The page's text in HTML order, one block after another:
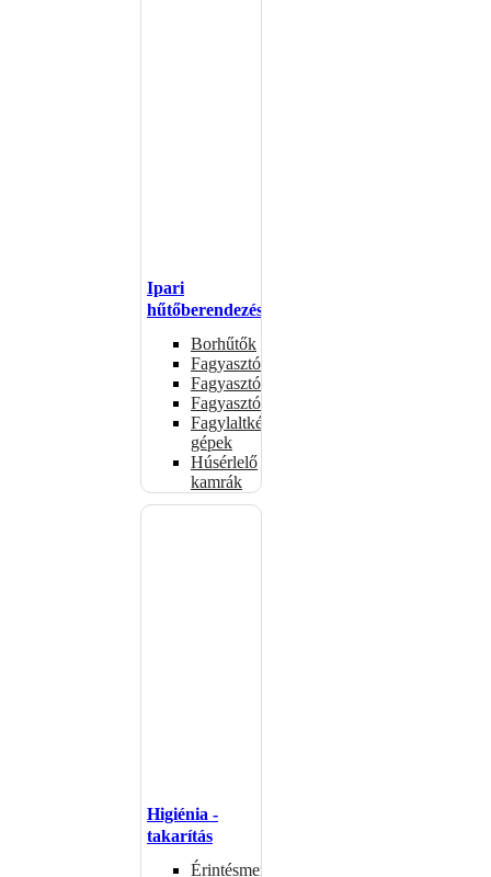
Ipari
hűtőberendezések
Borhűtők
Fagyasztóasztalok
Fagyasztóládák
Fagyasztószekrények
Fagylaltkészítő
gépek
Húsérlelő
kamrák
Higiénia -
takarítás
Érintésmentes